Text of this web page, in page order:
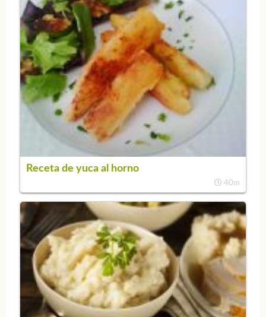
Receta de yuca al horno
40m